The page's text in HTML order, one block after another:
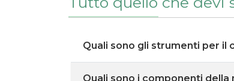
Quali sono gli strumenti per il
Quali sono i componenti